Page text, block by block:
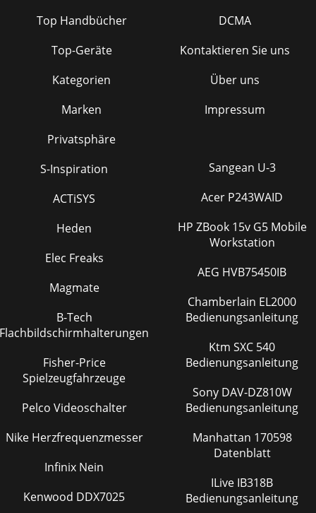
Top Handbücher
Top-Geräte
Kategorien
Marken
Privatsphäre
DCMA
Kontaktieren Sie uns
Über uns
Impressum
S-Inspiration
ACTiSYS
Heden
Elec Freaks
Magmate
B-Tech
Flachbildschirmhalterungen
Fisher-Price
Spielzeugfahrzeuge
Pelco Videoschalter
Nike Herzfrequenzmesser
Infinix Nein
Kenwood DDX7025
Sangean U-3
Acer P243WAID
HP ZBook 15v G5 Mobile
Workstation
AEG HVB75450IB
Chamberlain EL2000
Bedienungsanleitung
Ktm SXC 540
Bedienungsanleitung
Sony DAV-DZ810W
Bedienungsanleitung
Manhattan 170598
Datenblatt
ILive IB318B
Bedienungsanleitung